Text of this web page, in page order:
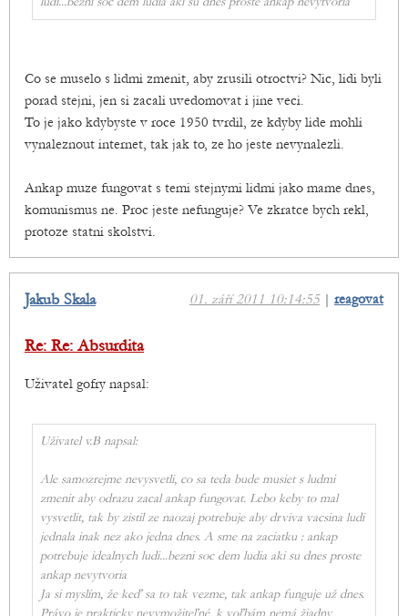
Co se muselo s lidmi zmenit, aby zrusili otroctvi? Nic, lidi byli
porad stejni, jen si zacali uvedomovat i jine veci.
To je jako kdybyste v roce 1950 tvrdil, ze kdyby lide mohli
vynaleznout internet, tak jak to, ze ho jeste nevynalezli.
Ankap muze fungovat s temi stejnymi lidmi jako mame dnes,
komunismus ne. Proc jeste nefunguje? Ve zkratce bych rekl,
protoze statni skolstvi.
01. září 2011 10:14:55| reagovat
Jakub Skala
Re: Re: Absurdita
Uživatel gofry napsal:
Uživatel v.B napsal:
Ale samozrejme nevysvetli, co sa teda bude musiet s ludmi
zmenit aby odrazu zacal ankap fungovat. Lebo keby to mal
vysvetlit, tak by zistil ze naozaj potrebuje aby drviva vacsina ludi
jednala inak nez ako jedna dnes. A sme na zaciatku : ankap
potrebuje idealnych ludi...bezni soc dem ludia aki su dnes proste
ankap nevytvoria
Ja si myslím, že keď sa to tak vezme, tak ankap funguje už dnes.